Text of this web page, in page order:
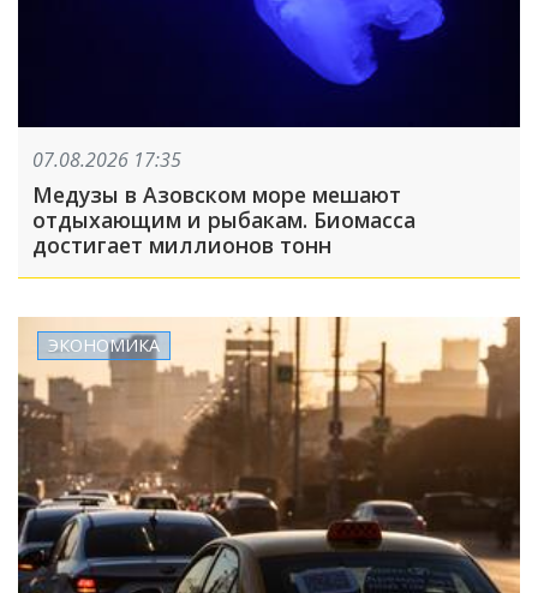
07.08.2026 17:35
Медузы в Азовском море мешают
отдыхающим и рыбакам. Биомасса
достигает миллионов тонн
ЭКОНОМИКА